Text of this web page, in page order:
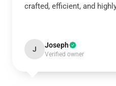
crafted, efficient, and
J Joseph
Verified owner